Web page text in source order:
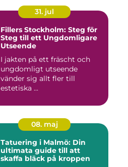
31. jul
Fillers Stockholm: Steg för
Steg till ett Ungdomligare
Utseende
I jakten på ett fräscht och
ungdomligt utseende
vänder sig allt fler till
estetiska ...
08. maj
Tatuering i Malmö: Din
ultimata guide till att
skaffa bläck på kroppen